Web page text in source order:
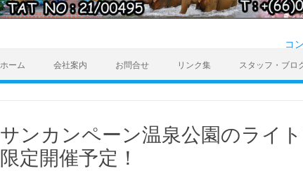
コ
ホーム 会社案内 お問合せ リンク集 スタッフ・ブロ
サンカンペーン温泉公園のライ
限定開催予定！